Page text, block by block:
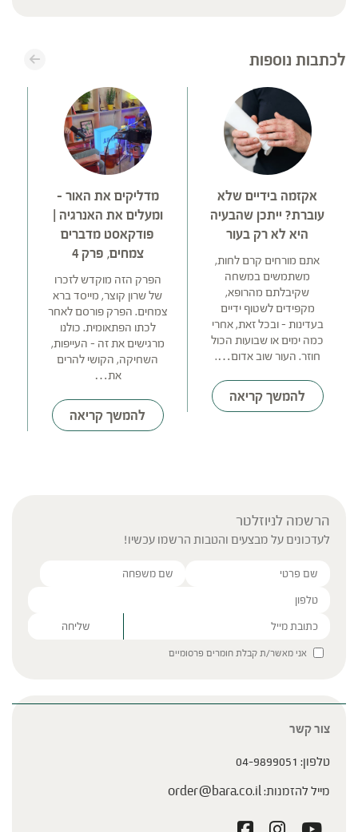
לכתבות נוספות
אקזמה בידיים שלא
עוברת? ייתכן שהבעיה
היא לא רק בעור
אתם מורחים קרם לחות,
משתמשים במשחה
שקיבלתם מהרופא,
מקפידים לשטוף ידיים
בעדינות – ובכל זאת, אחרי
כמה ימים או שבועות הכול
חוזר. העור שוב אדום….
להמשך קריאה
מדליקים את האור –
ומעלים את האנרגיה |
פודקאסט מדברים
צמחים, פרק 4
הפרק הזה מוקדש לזכרו
של שרון קוצר, מייסד ברא
צמחים. הפרק פורסם לאחר
לכתו הפתאומית. כולנו
מרגישים את זה – העייפות,
השחיקה, הקושי להרים
את…
להמשך קריאה
הרשמה לניוזלטר
לעדכונים על מבצעים והטבות הרשמו עכשיו!
Please leave this field empty.
אני מאשר/ת קבלת חומרים פרסומיים
צור קשר
טלפון: 04-9899051
מייל להזמנות:order@bara.co.il